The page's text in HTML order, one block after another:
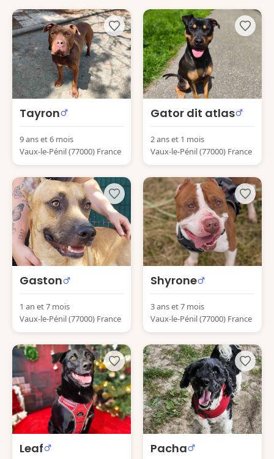
Tayron
9 ans et 6 mois
Vaux-le-Pénil (77000) France
Gator dit atlas
2 ans et 1 mois
Vaux-le-Pénil (77000) France
Gaston
1 an et 7 mois
Vaux-le-Pénil (77000) France
Shyrone
3 ans et 7 mois
Vaux-le-Pénil (77000) France
Leaf Pacha